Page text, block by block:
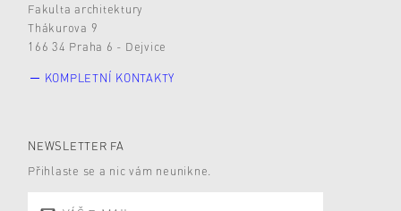
Fakulta architektury
Thákurova 9
166 34 Praha 6 - Dejvice
KOMPLETNÍ KONTAKTY
NEWSLETTER FA
Přihlaste se a nic vám neunikne.